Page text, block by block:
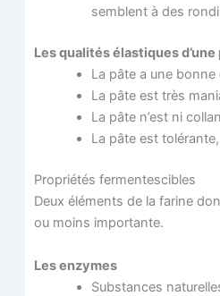
semblent à des
Les qua­li­tés élas­tiques
La pâte a une
La pâte est très
La pâte n’est ni
La pâte est
Pro­prié­tés fermentescibles
Deux élé­ments de la farine
ou moins importante.
Les enzymes
Sub­stances